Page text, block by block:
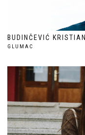
BUDINČEVIĆ KRISTIAN
GLUMAC